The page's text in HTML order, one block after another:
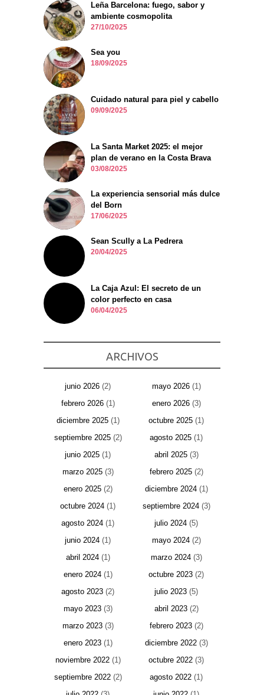
Leña Barcelona: fuego, sabor y
ambiente cosmopolita
27/10/2025
Sea you
18/09/2025
Cuidado natural para piel y cabello
09/09/2025
La Santa Market 2025: el mejor
plan de verano en la Costa Brava
03/08/2025
La experiencia sensorial más dulce
del Born
17/06/2025
Sean Scully a La Pedrera
20/04/2025
La Caja Azul: El secreto de un
color perfecto en casa
06/04/2025
ARCHIVOS
junio 2026 (2) mayo 2026(1)
febrero 2026(1) enero 2026(3)
diciembre 2025(1) octubre 2025 (1)
septiembre 2025(2) agosto 2025 (1)
junio 2025 (1) abril 2025(3)
marzo 2025(3) febrero 2025(2)
enero 2025(2) diciembre 2024(1)
octubre 2024 (1) septiembre 2024(3)
agosto 2024 (1) julio 2024 (5)
junio 2024 (1) mayo 2024(2)
abril 2024(1) marzo 2024(3)
enero 2024(1) octubre 2023 (2)
agosto 2023 (2) julio 2023 (5)
mayo 2023(3) abril 2023(2)
marzo 2023(3) febrero 2023(2)
enero 2023(1) diciembre 2022(3)
noviembre 2022(1) octubre 2022 (3)
septiembre 2022(2) agosto 2022 (1)